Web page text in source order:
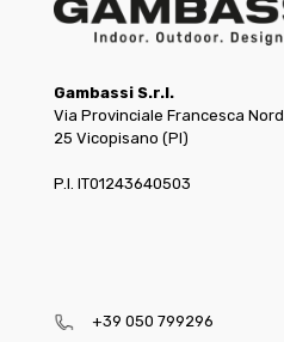
Gambassi S.r.l.
Via Provinciale Francesca Nord
25 Vicopisano (PI)
P.I. IT01243640503
+39 050 799296